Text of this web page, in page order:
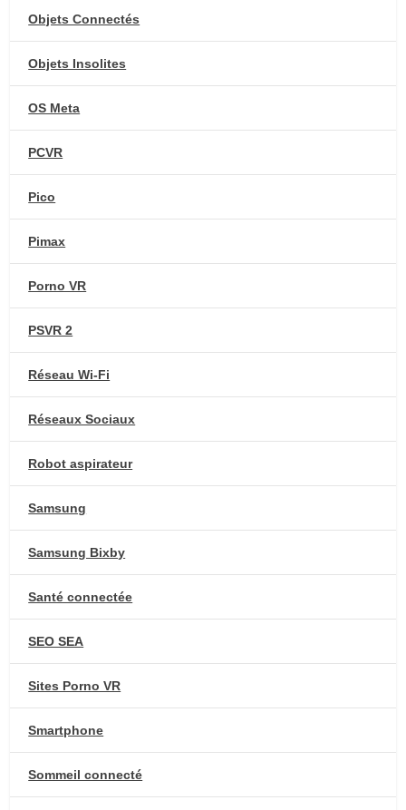
Objets Connectés
Objets Insolites
OS Meta
PCVR
Pico
Pimax
Porno VR
PSVR 2
Réseau Wi-Fi
Réseaux Sociaux
Robot aspirateur
Samsung
Samsung Bixby
Santé connectée
SEO SEA
Sites Porno VR
Smartphone
Sommeil connecté